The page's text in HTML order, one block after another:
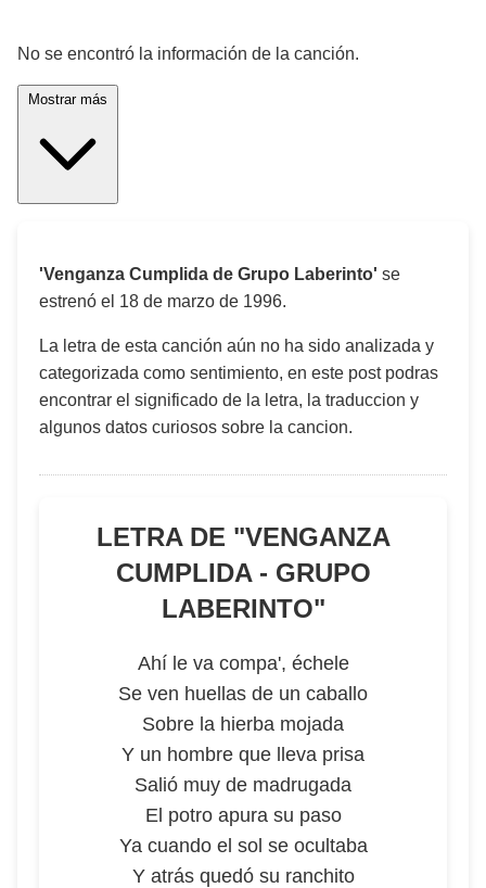
No se encontró la información de la canción.
'Venganza Cumplida de Grupo Laberinto' se
estrenó el 18 de marzo de 1996.
La letra de esta canción aún no ha sido analizada y
categorizada como sentimiento, en este post podras
encontrar el significado de la letra, la traduccion y
algunos datos curiosos sobre la cancion.
LETRA DE "VENGANZA
CUMPLIDA - GRUPO
LABERINTO"
Ahí le va compa', échele
Se ven huellas de un caballo
Sobre la hierba mojada
Y un hombre que lleva prisa
Salió muy de madrugada
El potro apura su paso
Ya cuando el sol se ocultaba
Y atrás quedó su ranchito